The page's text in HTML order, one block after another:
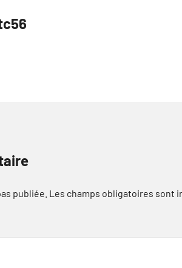
publiée. Les champs obligatoires sont